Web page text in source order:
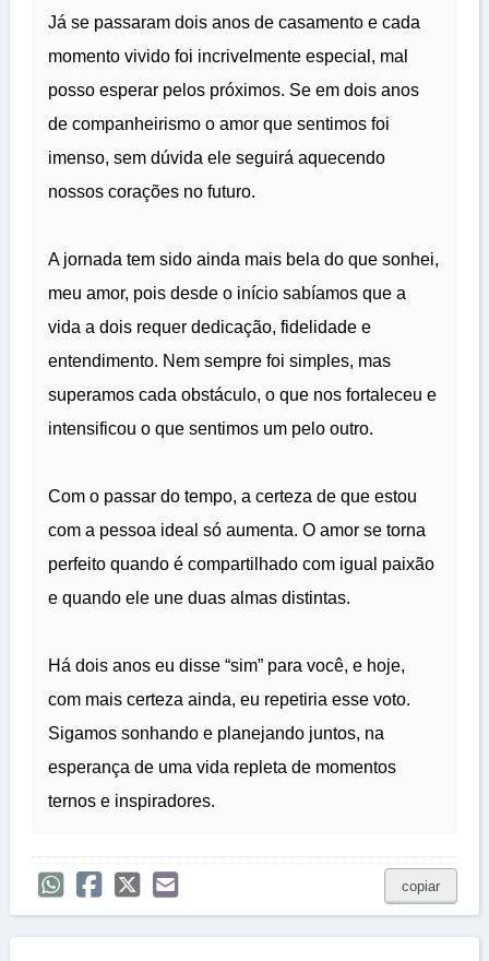
Já se passaram dois anos de casamento e cada
momento vivido foi incrivelmente especial, mal
posso esperar pelos próximos. Se em dois anos
de companheirismo o amor que sentimos foi
imenso, sem dúvida ele seguirá aquecendo
nossos corações no futuro.
A jornada tem sido ainda mais bela do que sonhei,
meu amor, pois desde o início sabíamos que a
vida a dois requer dedicação, fidelidade e
entendimento. Nem sempre foi simples, mas
superamos cada obstáculo, o que nos fortaleceu e
intensificou o que sentimos um pelo outro.
Com o passar do tempo, a certeza de que estou
com a pessoa ideal só aumenta. O amor se torna
perfeito quando é compartilhado com igual paixão
e quando ele une duas almas distintas.
Há dois anos eu disse “sim” para você, e hoje,
com mais certeza ainda, eu repetiria esse voto.
Sigamos sonhando e planejando juntos, na
esperança de uma vida repleta de momentos
ternos e inspiradores.
copiar